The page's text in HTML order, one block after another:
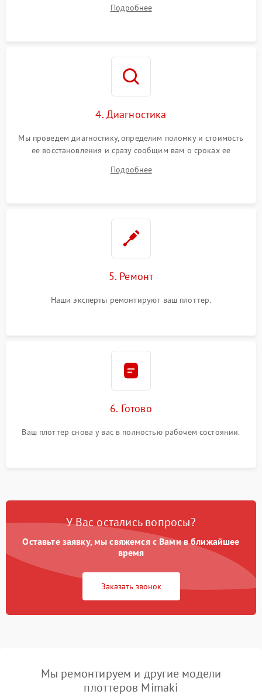
Подробнее
4. Диагностика
Мы проведем диагностику, определим поломку и стоимость
ее восстановления и сразу сообщим вам о сроках ее
Подробнее
5. Ремонт
Наши эксперты ремонтируют ваш плоттер.
6. Готово
Ваш плоттер снова у вас в полностью рабочем состоянии.
У Вас остались вопросы?
Оставьте заявку, мы свяжемся с Вами в ближайшее
время
Заказать звонок
Мы ремонтируем и другие модели
плоттеров Mimaki